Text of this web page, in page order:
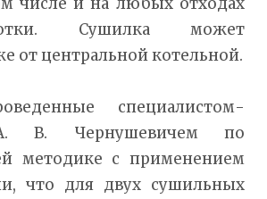
Сушилка может
от центральной котельной.
специалистом-
В. Чернушевичем по
методике с применением
что для двух сушильных